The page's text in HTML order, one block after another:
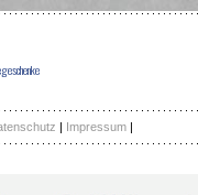
| Impressum |